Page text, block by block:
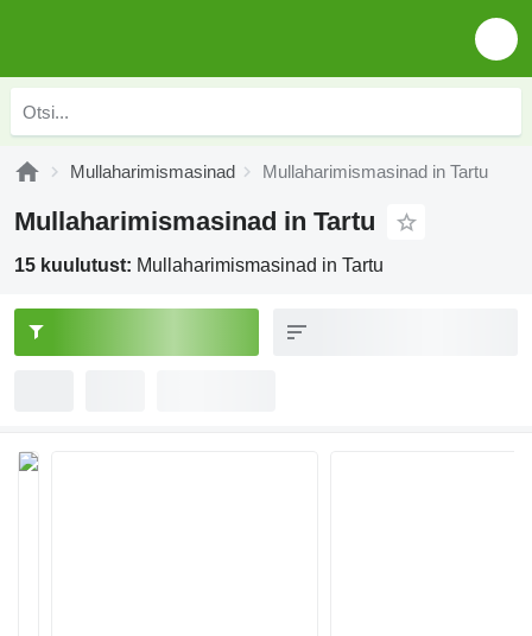
Mullaharimismasinad Mullaharimismasinad in Tartu
Mullaharimismasinad in Tartu
15 kuulutust: Mullaharimismasinad in Tartu